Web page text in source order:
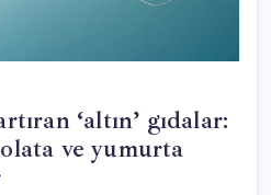
‘altın’ gıdalar:
ve yumurta